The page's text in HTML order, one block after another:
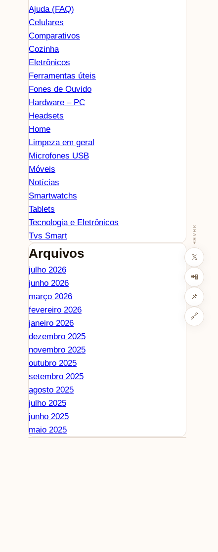
SHARE
𝕏
📲
📌
🔗
Ajuda (FAQ)
Celulares
Comparativos
Cozinha
Eletrônicos
Ferramentas úteis
Fones de Ouvido
Hardware – PC
Headsets
Home
Limpeza em geral
Microfones USB
Móveis
Notícias
Smartwatchs
Tablets
Tecnologia e Eletrônicos
Tvs Smart
Arquivos
julho 2026
junho 2026
março 2026
fevereiro 2026
janeiro 2026
dezembro 2025
novembro 2025
outubro 2025
setembro 2025
agosto 2025
julho 2025
junho 2025
maio 2025